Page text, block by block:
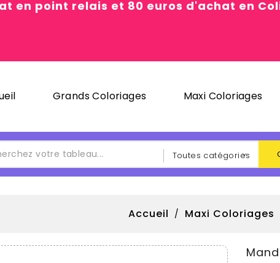
en point relais et 80 euros d'achat en
Grands Coloriages Maxi Coloriages
Accueil Maxi Coloriages